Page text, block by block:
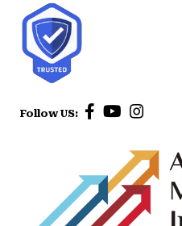
Follow US: